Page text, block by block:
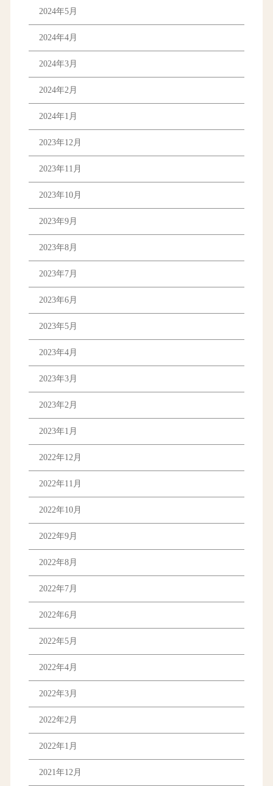
2024年5月
2024年4月
2024年3月
2024年2月
2024年1月
2023年12月
2023年11月
2023年10月
2023年9月
2023年8月
2023年7月
2023年6月
2023年5月
2023年4月
2023年3月
2023年2月
2023年1月
2022年12月
2022年11月
2022年10月
2022年9月
2022年8月
2022年7月
2022年6月
2022年5月
2022年4月
2022年3月
2022年2月
2022年1月
2021年12月